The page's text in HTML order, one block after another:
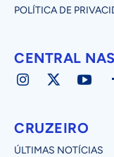
POLÍTICA DE
CENTRAL
CRUZEIRO
ÚLTIMAS NOTÍCIAS